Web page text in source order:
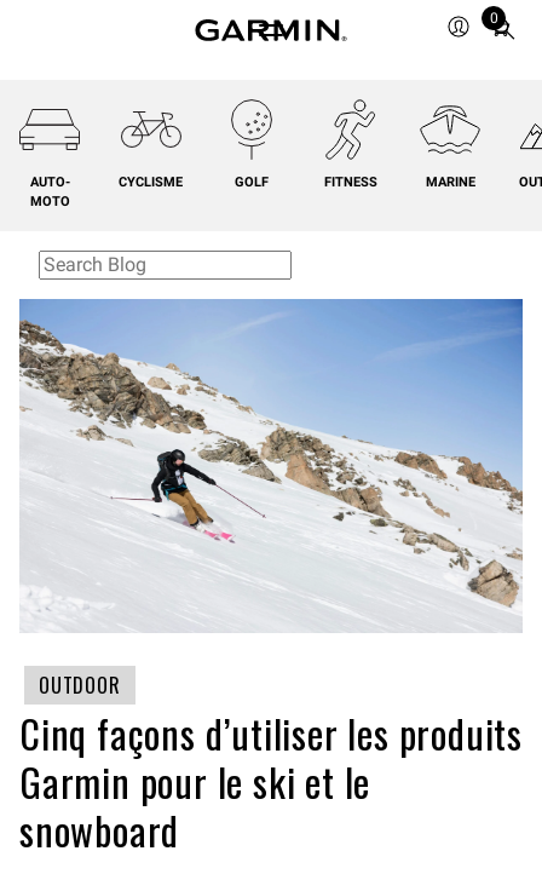
0
Total
AUTO-
MOTO
CYCLISME GOLF FITNESS MARINE
OUTDOOR
Cinq façons d’utiliser les produits
Garmin pour le ski et le
snowboard